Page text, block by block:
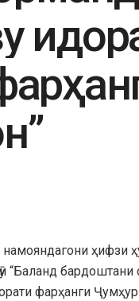
намояндагони ҳифзи
“Баланд
фарҳанги